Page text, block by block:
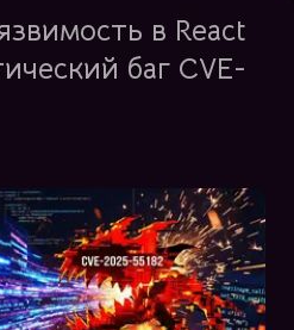
в React
баг CVE-